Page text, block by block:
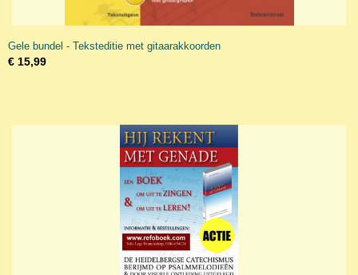
Gele bundel - Teksteditie met gitaarakkoorden
€ 15,99